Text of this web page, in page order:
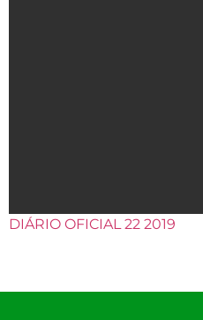
DIÁRIO OFICIAL 22 2019